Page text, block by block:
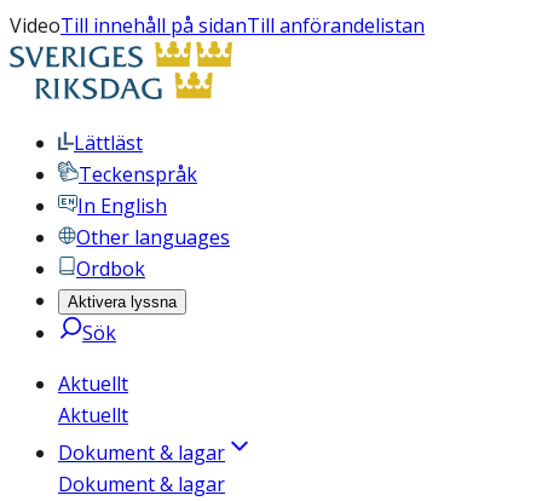
VideoTill innehåll på sidanTill anförandelistan
Lättläst
Teckenspråk
In English
Other languages
Ordbok
Aktivera lyssna
Sök
Aktuellt
Aktuellt
Dokument & lagar
Dokument & lagar